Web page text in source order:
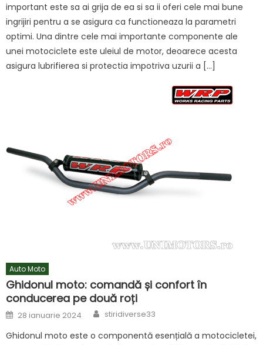
important este sa ai grija de ea si sa ii oferi cele mai bune
ingrijiri pentru a se asigura ca functioneaza la parametri
optimi. Una dintre cele mai importante componente ale
unei motociclete este uleiul de motor, deoarece acesta
asigura lubrifierea si protectia impotriva uzurii a […]
Auto Moto
Ghidonul moto: comandă și confort în
conducerea pe două roți
Posted
on
28 ianuarie 2024 Author
stiridiverse33
Ghidonul moto este o componentă esențială a motocicletei,